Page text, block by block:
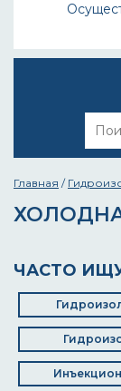
Главная /
ЧАСТО